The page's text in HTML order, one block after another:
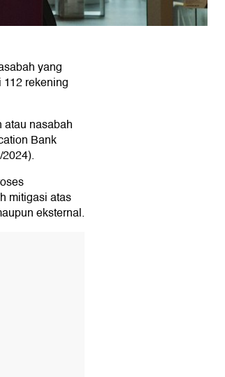
yang
rekening
nasabah
Bank
mitigasi atas
eksternal.